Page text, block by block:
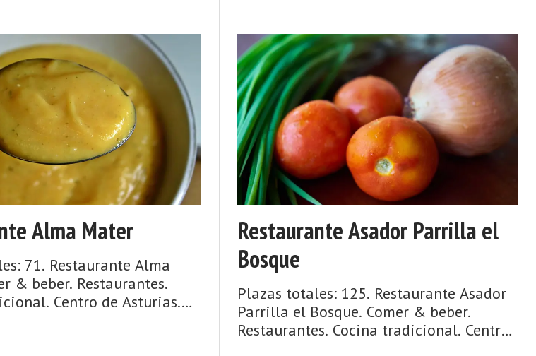
y su entorno. Un concejo
cosmopolita,
de origen
de gran tradición marinera,
Avilés. La villa y capital del
un casco his ...
Asturias de Asturias. Centro de Asturias.
Cosmopolita, marinera, medieval,
dinámica y metropolitana, así es la
ciudad de Avilés y su entorno. Un concejo
y una urbe comercial, cosmopolita,
dinámica, metropolitana, de origen
medieval y de gran tradición marinera,
hablamos de Avilés. La villa ...
Alma Mater
71. Restaurante Alma
& beber. Restaurantes.
Centro de Asturias.
Restaurante Asador Parrilla el
Bosque
Plazas totales: 125. Restaurante Asador
Parrilla el Bosque. Comer & beber.
Restaurantes. Cocina tradicional. Centro